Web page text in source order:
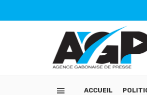
ACCUEIL